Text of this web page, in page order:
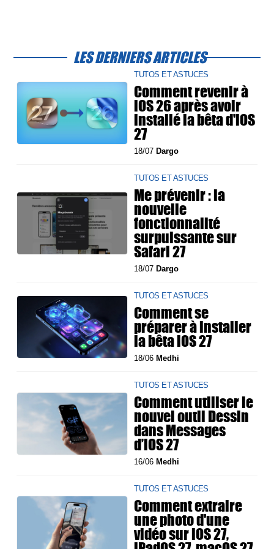
LES DERNIERS ARTICLES
TUTOS ET ASTUCES
Comment revenir à
iOS 26 après avoir
installé la bêta d'iOS
27
18/07 Dargo
TUTOS ET ASTUCES
Me prévenir : la
nouvelle
fonctionnalité
surpuissante sur
Safari 27
18/07 Dargo
TUTOS ET ASTUCES
Comment se
préparer à installer
la bêta iOS 27
18/06 Medhi
TUTOS ET ASTUCES
Comment utiliser le
nouvel outil Dessin
dans Messages
d’iOS 27
16/06 Medhi
TUTOS ET ASTUCES
Comment extraire
une photo d'une
vidéo sur iOS 27,